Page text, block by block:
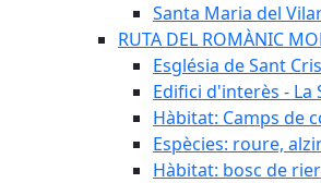
Santa Maria del
RUTA DEL ROMÀNIC
Església de Sant
Edifici d'interès - La
Hàbitat: Camps de
Espècies: roure,
Hàbitat: bosc de